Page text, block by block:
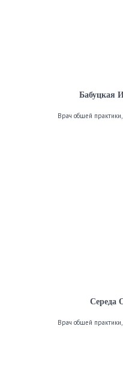
Бабуцкая
Врач общей практики,
Середа
Врач общей практики,